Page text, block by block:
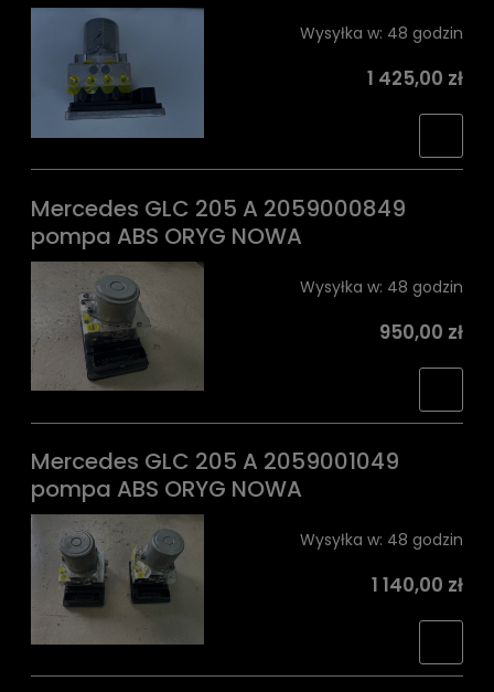
Wysyłka w: 48 godzin
1 425,00 zł
Mercedes GLC 205 A 2059000849
pompa ABS ORYG NOWA
Wysyłka w: 48 godzin
950,00 zł
Mercedes GLC 205 A 2059001049
pompa ABS ORYG NOWA
Wysyłka w: 48 godzin
1 140,00 zł